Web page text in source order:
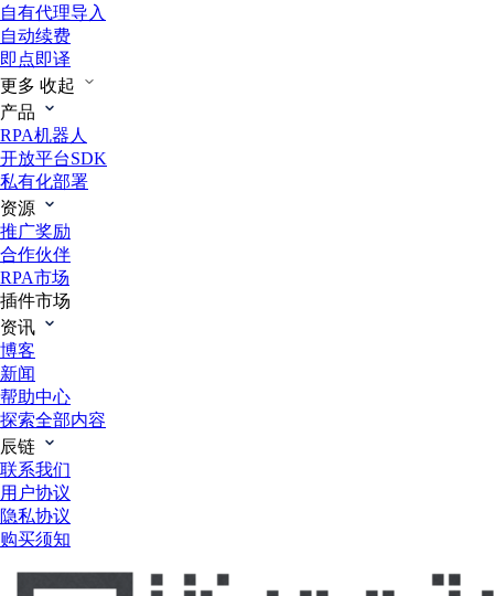
自有代理导入
自动续费
即点即译
更多 收起
产品
RPA机器人
开放平台SDK
私有化部署
资源
推广奖励
合作伙伴
RPA市场
插件市场
资讯
博客
新闻
帮助中心
探索全部内容
辰链
联系我们
用户协议
隐私协议
购买须知